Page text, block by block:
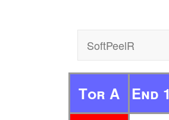
SoftPeelR
Tor A End 1